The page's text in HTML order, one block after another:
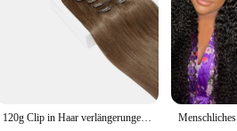
120g Clip in Haar verlängerungen glattes natürliches menschliches Haar #6 Clip Ins Remy Haar 8 teile/satz Vollkopf kastanien braune Haars pangen in